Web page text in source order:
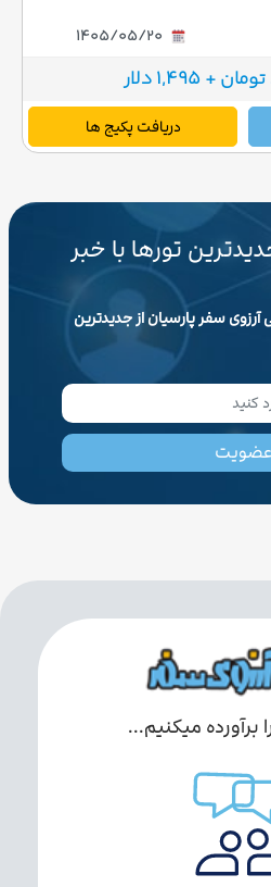
دریافت پکیج ها
تورها با خبر
سفر پارسیان از جدیدترین
عضویت
برآورده میکنیم...